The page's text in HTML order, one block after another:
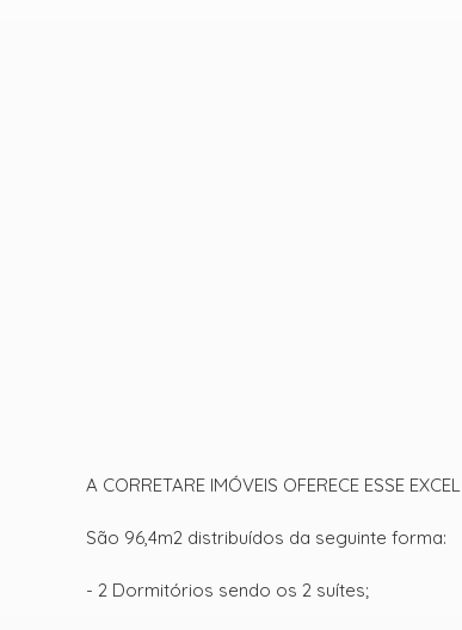
A CORRETARE IMÓVEIS OFERECE ESSE
São 96,4m2 distribuídos da seguinte forma:
- 2 Dormitórios sendo os 2 suítes;